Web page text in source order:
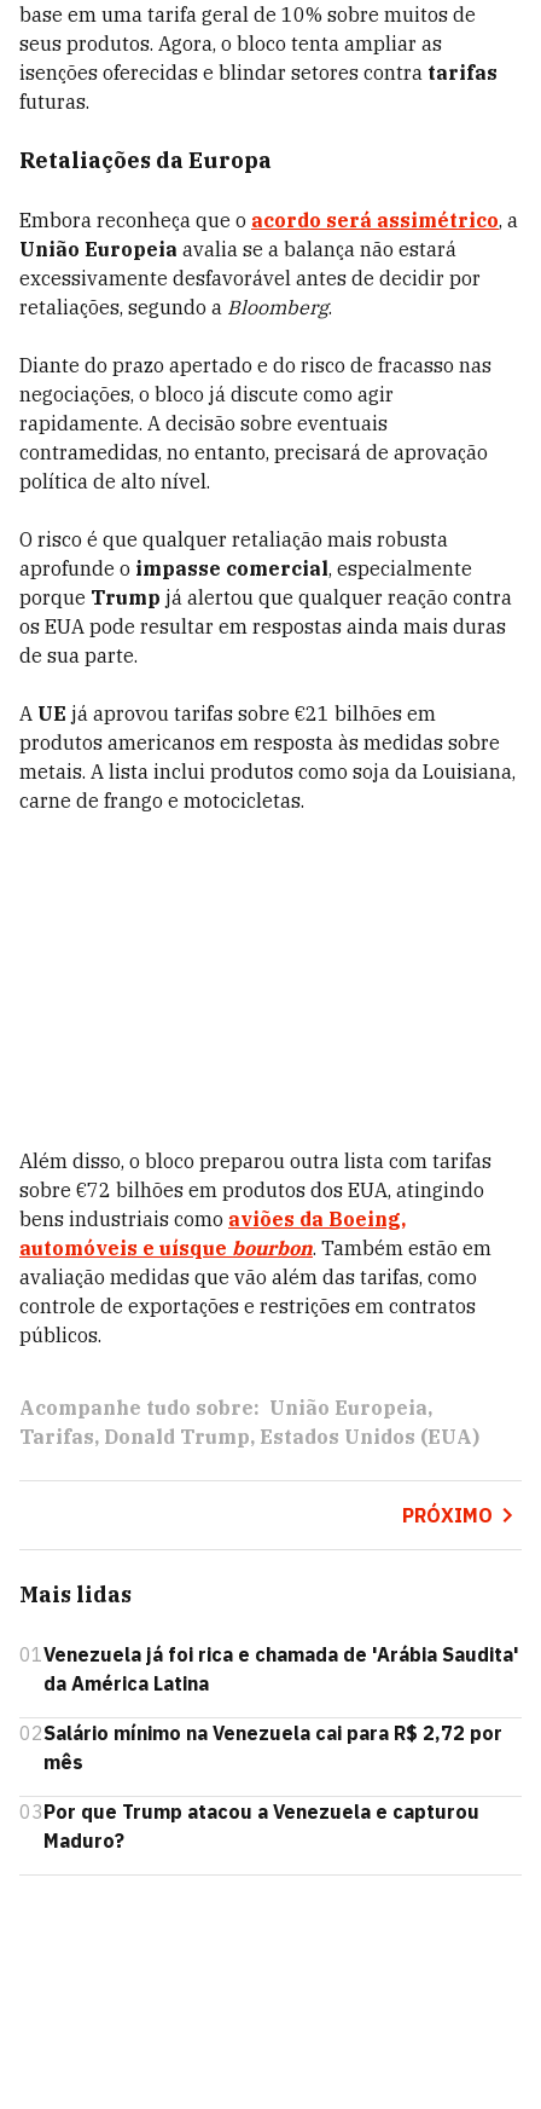
base em uma tarifa geral de 10% sobre muitos de
seus produtos. Agora, o bloco tenta ampliar as
isenções oferecidas e blindar setores contra tarifas
futuras.
Retaliações da Europa
Embora reconheça que o acordo será assimétrico, a
União Europeia avalia se a balança não estará
excessivamente desfavorável antes de decidir por
retaliações, segundo a Bloomberg.
Diante do prazo apertado e do risco de fracasso nas
negociações, o bloco já discute como agir
rapidamente. A decisão sobre eventuais
contramedidas, no entanto, precisará de aprovação
política de alto nível.
O risco é que qualquer retaliação mais robusta
aprofunde o impasse comercial, especialmente
porque Trump já alertou que qualquer reação contra
os EUA pode resultar em respostas ainda mais duras
de sua parte.
A UE já aprovou tarifas sobre €21 bilhões em
produtos americanos em resposta às medidas sobre
metais. A lista inclui produtos como soja da Louisiana,
carne de frango e motocicletas.
Além disso, o bloco preparou outra lista com tarifas
sobre €72 bilhões em produtos dos EUA, atingindo
bens industriais como aviões da Boeing,
automóveis e uísque bourbon. Também estão em
avaliação medidas que vão além das tarifas, como
controle de exportações e restrições em contratos
públicos.
Acompanhe tudo sobre: União Europeia
Tarifas Donald Trump Estados Unidos (EUA)
PRÓXIMO
Mais lidas
01Venezuela já foi rica e chamada de 'Arábia Saudita'
da América Latina
02Salário mínimo na Venezuela cai para R$ 2,72 por
mês
03Por que Trump atacou a Venezuela e capturou
Maduro?